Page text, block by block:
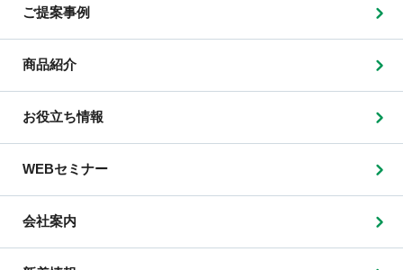
ご提案事例
商品紹介
お役立ち情報
WEBセミナー
会社案内